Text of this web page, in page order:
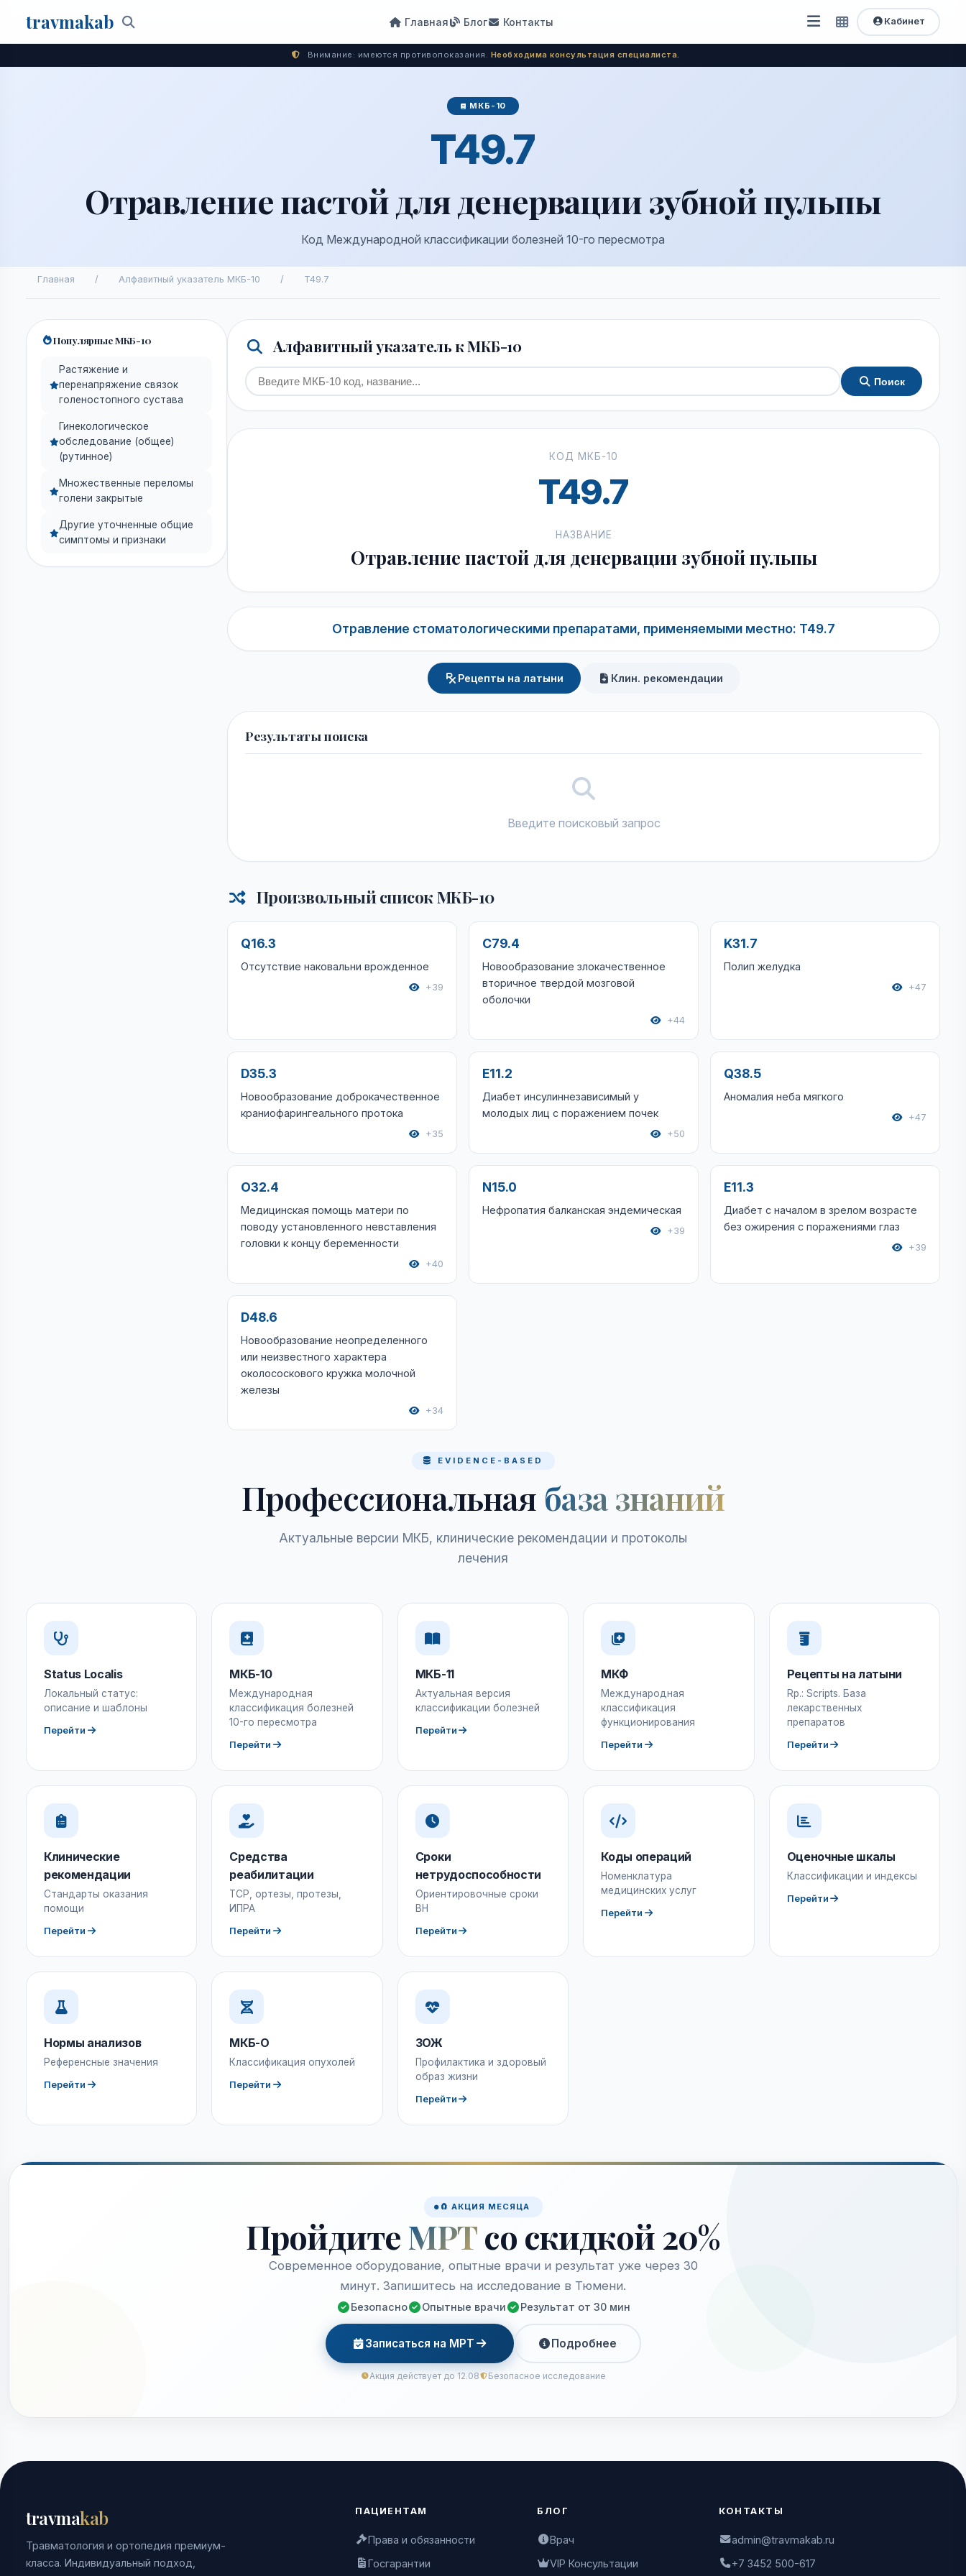
travmakab Поиск
Главная Блог Контакты
Открыть
меню
Быстрый
доступ
Кабинет
Внимание: имеются противопоказания. Необходима консультация специалиста.
МКБ-10
T49.7
Отравление пастой для денервации зубной пульпы
Код Международной классификации болезней 10-го пересмотра
Главная / Алфавитный указатель МКБ-10 / T49.7
Популярные МКБ-10
Растяжение и
перенапряжение связок
голеностопного сустава
Гинекологическое
обследование (общее)
(рутинное)
Множественные переломы
голени закрытые
Другие уточненные общие
симптомы и признаки
Алфавитный указатель к МКБ-10
Поиск
КОД МКБ-10
T49.7
НАЗВАНИЕ
Отравление пастой для денервации зубной пульпы
Отравление стоматологическими препаратами, применяемыми местно: T49.7
Рецепты на латыни Клин. рекомендации
Результаты поиска
Введите поисковый запрос
Произвольный список МКБ-10
Q16.3
Отсутствие наковальни врожденное
+39
C79.4
Новообразование злокачественное
вторичное твердой мозговой
оболочки
+44
K31.7
Полип желудка
+47
D35.3
Новообразование доброкачественное
краниофарингеального протока
+35
E11.2
Диабет инсулиннезависимый у
молодых лиц с поражением почек
+50
Q38.5
Аномалия неба мягкого
+47
O32.4
Медицинская помощь матери по
поводу установленного невставления
головки к концу беременности
+40
N15.0
Нефропатия балканская эндемическая
+39
E11.3
Диабет с началом в зрелом возрасте
без ожирения с поражениями глаз
+39
D48.6
Новообразование неопределенного
или неизвестного характера
околососкового кружка молочной
железы
+34
EVIDENCE-BASED
Профессиональная база знаний
Актуальные версии МКБ, клинические рекомендации и протоколы
лечения
Status Localis
Локальный статус:
описание и шаблоны
Перейти
МКБ-10
Международная
классификация болезней
10-го пересмотра
Перейти
МКБ-11
Актуальная версия
классификации болезней
Перейти
МКФ
Международная
классификация
функционирования
Перейти
Рецепты на латыни
Rp.: Scripts. База
лекарственных
препаратов
Перейти
Клинические
рекомендации
Стандарты оказания
помощи
Перейти
Средства
реабилитации
ТСР, ортезы, протезы,
ИПРА
Перейти
Сроки
нетрудоспособности
Ориентировочные сроки
ВН
Перейти
Коды операций
Номенклатура
медицинских услуг
Перейти
Оценочные шкалы
Классификации и индексы
Перейти
Нормы анализов
Референсные значения
Перейти
МКБ-О
Классификация опухолей
Перейти
ЗОЖ
Профилактика и здоровый
образ жизни
Перейти
🧲 АКЦИЯ МЕСЯЦА
Пройдите МРТсо скидкой 20%
Современное оборудование, опытные врачи и результат уже через 30
минут. Запишитесь на исследование в Тюмени.
Безопасно Опытные врачи Результат от 30 мин
Записаться на МРТ Подробнее
Акция действует до 12.08 Безопасное исследование
travmakab
Травматология и ортопедия премиум-
класса. Индивидуальный подход,
ПАЦИЕНТАМ
Права и обязанности
Госгарантии
БЛОГ
Врач
VIP Консультации
КОНТАКТЫ
admin@travmakab.ru
+7 3452 500-617